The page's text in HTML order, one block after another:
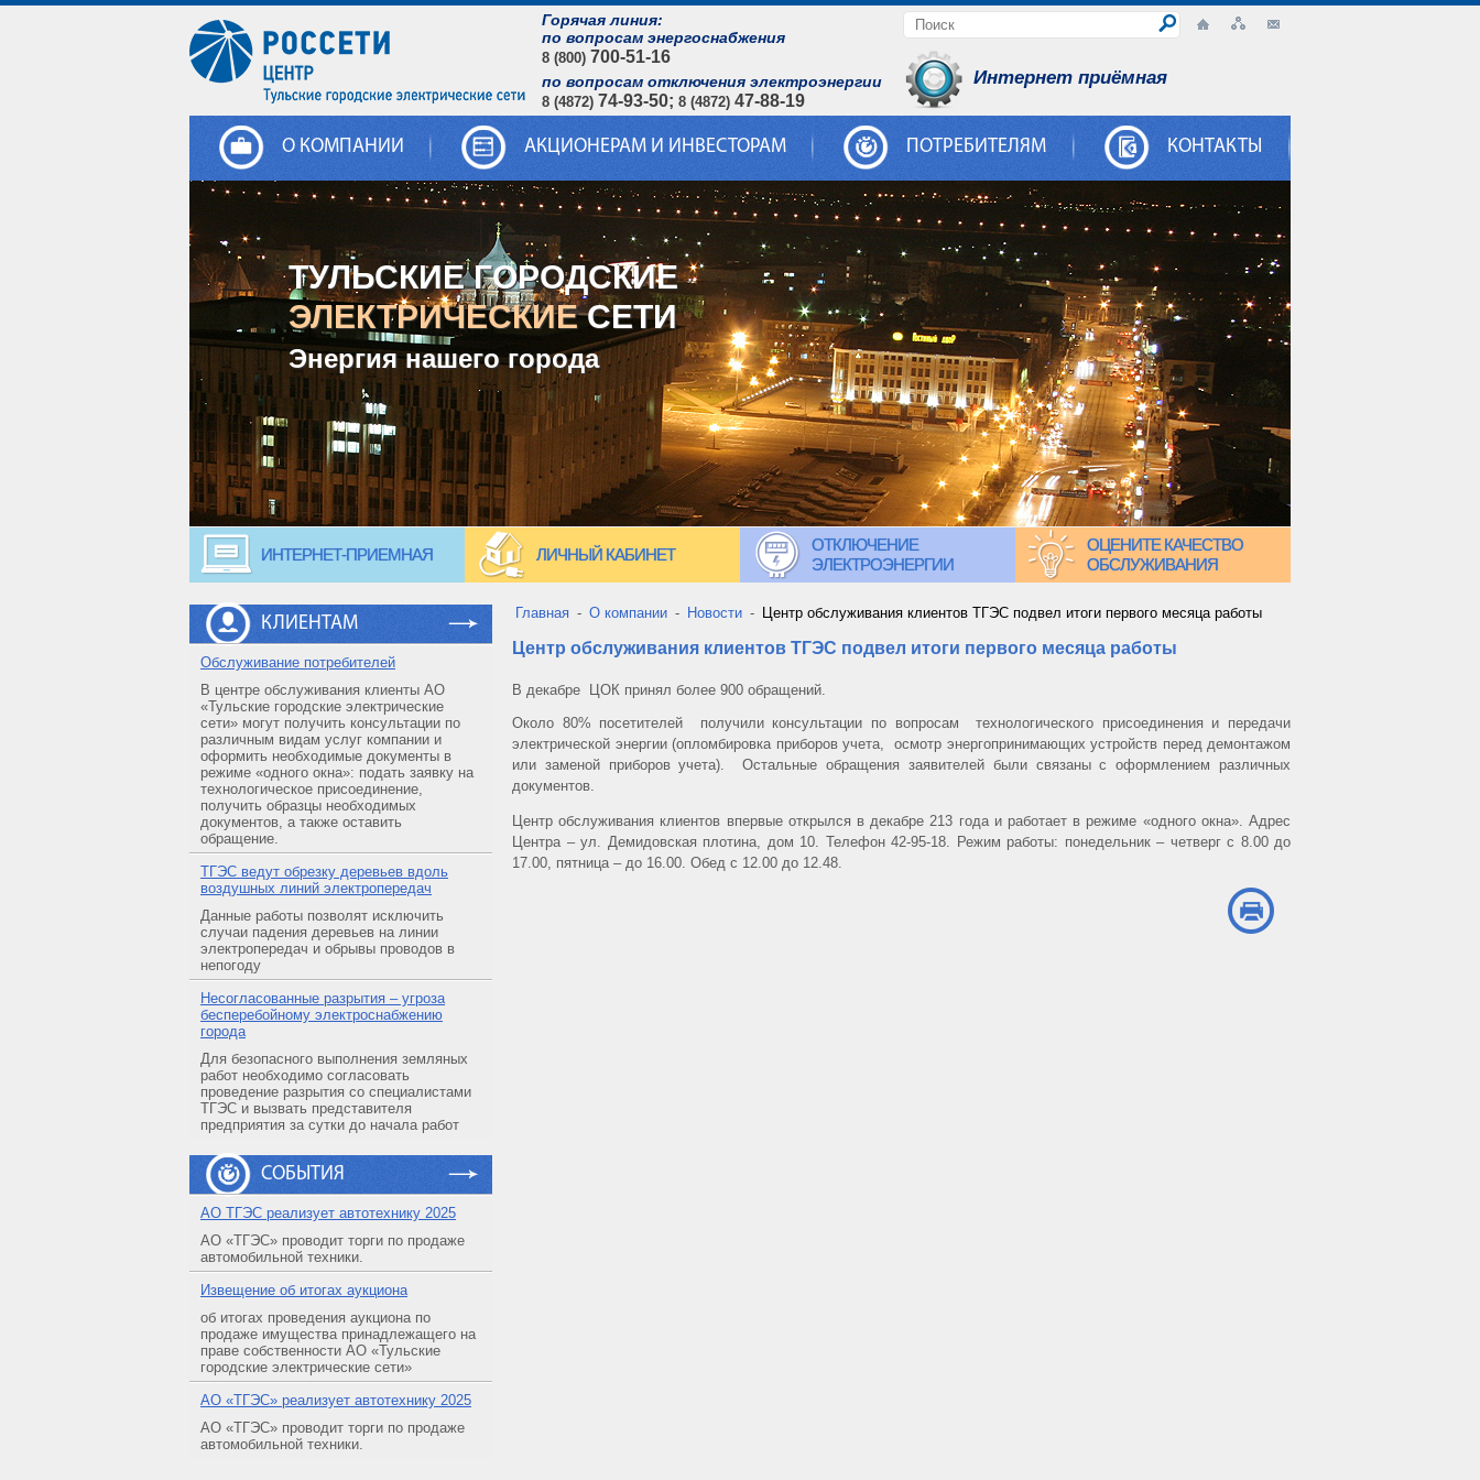
Горячая линия:
по вопросам энергоснабжения
8 (800) 700-51-16
по вопросам отключения электроэнергии
8 (4872) 74-93-50; 8 (4872) 47-88-19
Интернет приёмная
О КОМПАНИИ АКЦИОНЕРАМ И ИНВЕСТОРАМ ПОТРЕБИТЕЛЯМ КОНТАКТЫ
ТУЛЬСКИЕ ГОРОДСКИЕ
ЭЛЕКТРИЧЕСКИЕСЕТИ
Энергия нашего города
ИНТЕРНЕТ-ПРИЕМНАЯ ЛИЧНЫЙ КАБИНЕТ
ОТКЛЮЧЕНИЕ
ЭЛЕКТРОЭНЕРГИИ
ОЦЕНИТЕ КАЧЕСТВО
ОБСЛУЖИВАНИЯ
КЛИЕНТАМ
Обслуживание потребителей
В центре обслуживания клиенты АО
«Тульские городские электрические
сети» могут получить консультации по
различным видам услуг компании и
оформить необходимые документы в
режиме «одного окна»: подать заявку на
технологическое присоединение,
получить образцы необходимых
документов, а также оставить
обращение.
ТГЭС ведут обрезку деревьев вдоль
воздушных линий электропередач
Данные работы позволят исключить
случаи падения деревьев на линии
электропередач и обрывы проводов в
непогоду
Несогласованные разрытия – угроза
бесперебойному электроснабжению
города
Для безопасного выполнения земляных
работ необходимо согласовать
проведение разрытия со специалистами
ТГЭС и вызвать представителя
предприятия за сутки до начала работ
СОБЫТИЯ
АO ТГЭС реализует автотехнику 2025
АО «ТГЭС» проводит торги по продаже
автомобильной техники.
Извещение об итогах аукциона
об итогах проведения аукциона по
продаже имущества принадлежащего на
праве собственности АО «Тульские
городские электрические сети»
АO «ТГЭС» реализует автотехнику 2025
АО «ТГЭС» проводит торги по продаже
автомобильной техники.
Главная - О компании - Новости - Центр обслуживания клиентов ТГЭС подвел итоги первого месяца работы
Центр обслуживания клиентов ТГЭС подвел итоги первого месяца работы
В декабре ЦОК принял более 900 обращений.
Около 80% посетителей получили консультации по вопросам технологического присоединения и передачи
электрической энергии (опломбировка приборов учета, осмотр энергопринимающих устройств перед демонтажом
или заменой приборов учета). Остальные обращения заявителей были связаны с оформлением различных
документов.
Центр обслуживания клиентов впервые открылся в декабре 213 года и работает в режиме «одного окна». Адрес
Центра – ул. Демидовская плотина, дом 10. Телефон 42-95-18. Режим работы: понедельник – четверг с 8.00 до
17.00, пятница – до 16.00. Обед с 12.00 до 12.48.